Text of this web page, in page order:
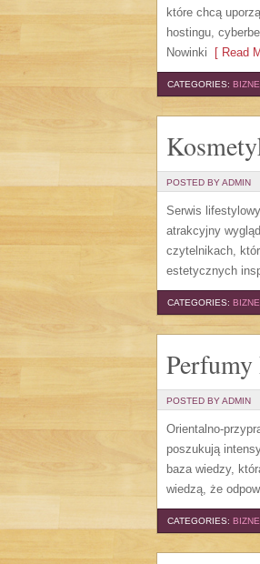
które chcą
hostingu,
Nowinki [ Read
CATEGORIES:
POSTED BY ADMIN
Serwis
atrakcyjny
czytelnikach,
estetycznych
CATEGORIES:
POSTED BY ADMIN
Orientalno-
poszukują
baza wiedzy,
wiedzą, że
CATEGORIES: